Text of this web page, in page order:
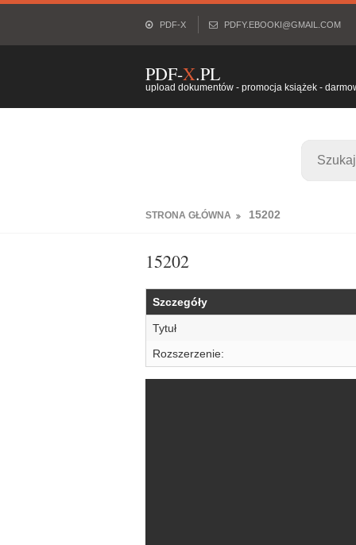
PDF-X PDFY.EBOOKI@GMAIL.COM
PDF-X.PL
upload dokumentów - promocja książek -
STRONA GŁÓWNA 15202
15202
Szczegóły
Tytuł
Rozszerzenie: